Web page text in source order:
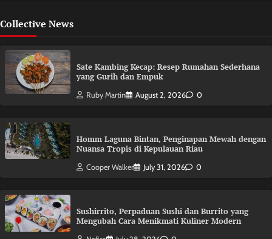
Collective News
Sate Kambing Kecap: Resep Rumahan Sederhana
yang Gurih dan Empuk
Ruby Martin August 2, 2026 0
Homm Laguna Bintan, Penginapan Mewah dengan
Nuansa Tropis di Kepulauan Riau
Cooper Walker July 31, 2026 0
Sushirrito, Perpaduan Sushi dan Burrito yang
Mengubah Cara Menikmati Kuliner Modern